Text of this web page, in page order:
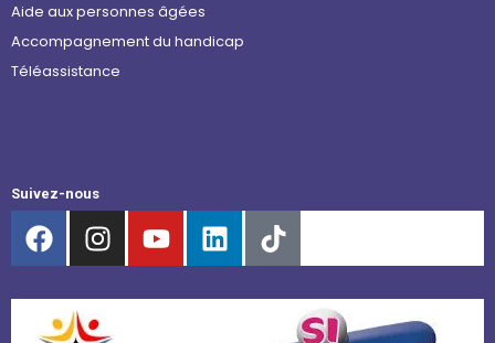
Aide aux personnes âgées
Accompagnement du handicap
Téléassistance
Suivez-nous